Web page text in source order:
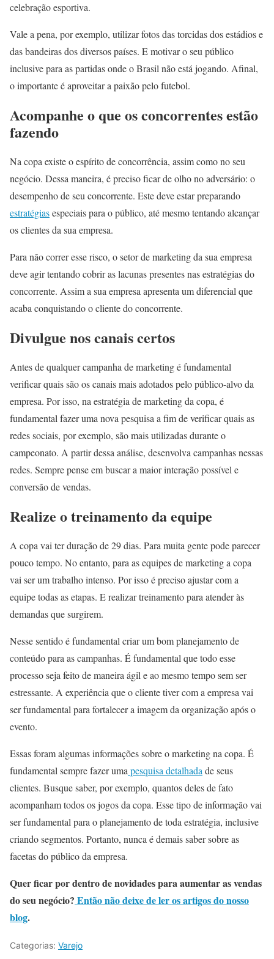
celebração esportiva.
Vale a pena, por exemplo, utilizar fotos das torcidas dos estádios e
das bandeiras dos diversos países. E motivar o seu público
inclusive para as partidas onde o Brasil não está jogando. Afinal,
o importante é aproveitar a paixão pelo futebol.
Acompanhe o que os concorrentes estão
fazendo
Na copa existe o espírito de concorrência, assim como no seu
negócio. Dessa maneira, é preciso ficar de olho no adversário: o
desempenho de seu concorrente. Este deve estar preparando
estratégiasespeciais para o público, até mesmo tentando alcançar
os clientes da sua empresa.
Para não correr esse risco, o setor de marketing da sua empresa
deve agir tentando cobrir as lacunas presentes nas estratégias do
concorrente. Assim a sua empresa apresenta um diferencial que
acaba conquistando o cliente do concorrente.
Divulgue nos canais certos
Antes de qualquer campanha de marketing é fundamental
verificar quais são os canais mais adotados pelo público-alvo da
empresa. Por isso, na estratégia de marketing da copa, é
fundamental fazer uma nova pesquisa a fim de verificar quais as
redes sociais, por exemplo, são mais utilizadas durante o
campeonato. A partir dessa análise, desenvolva campanhas nessas
redes. Sempre pense em buscar a maior interação possível e
conversão de vendas.
Realize o treinamento da equipe
A copa vai ter duração de 29 dias. Para muita gente pode parecer
pouco tempo. No entanto, para as equipes de marketing a copa
vai ser um trabalho intenso. Por isso é preciso ajustar com a
equipe todas as etapas. E realizar treinamento para atender às
demandas que surgirem.
Nesse sentido é fundamental criar um bom planejamento de
conteúdo para as campanhas. É fundamental que todo esse
processo seja feito de maneira ágil e ao mesmo tempo sem ser
estressante. A experiência que o cliente tiver com a empresa vai
ser fundamental para fortalecer a imagem da organização após o
evento.
Essas foram algumas informações sobre o marketing na copa. É
fundamental sempre fazer uma pesquisa detalhada de seus
clientes. Busque saber, por exemplo, quantos deles de fato
acompanham todos os jogos da copa. Esse tipo de informação vai
ser fundamental para o planejamento de toda estratégia, inclusive
criando segmentos. Portanto, nunca é demais saber sobre as
facetas do público da empresa.
Quer ficar por dentro de novidades para aumentar as vendas
do seu negócio? Então não deixe de ler os artigos do nosso
blog.
Categorias: Varejo